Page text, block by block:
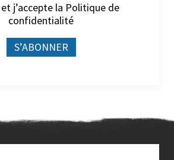
j’accepte la Politique de
confidentialité